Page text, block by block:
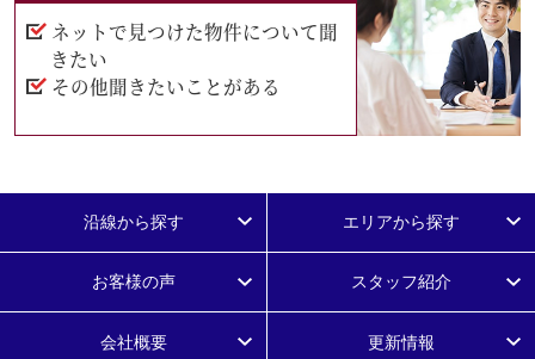
ネットで見つけた物件について聞
きたい
その他聞きたいことがある
沿線から探す エリアから探す
お客様の声 スタッフ紹介
会社概要 更新情報